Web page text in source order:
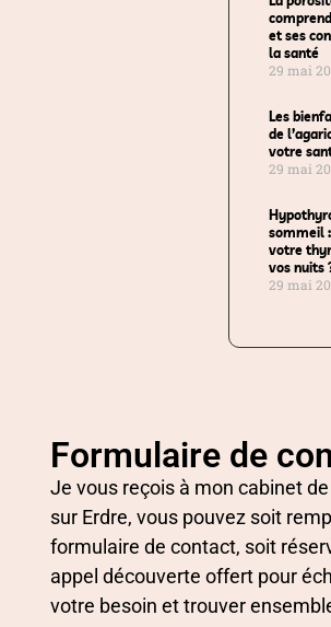
et ses
la santé
29 mai
Les
de
votre
29 mai
sommeil
votre
vos nuits
29 mai
Formulaire de
Je vous reçois à mon cabinet
sur Erdre, vous pouvez soit
formulaire de contact, soit
appel découverte offert pour
votre besoin et trouver